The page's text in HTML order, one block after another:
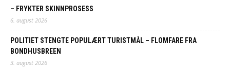
– FRYKTER SKINNPROSESS
6. august 2026
POLITIET STENGTE POPULÆRT TURISTMÅL – FLOMFARE FRA
BONDHUSBREEN
3. august 2026